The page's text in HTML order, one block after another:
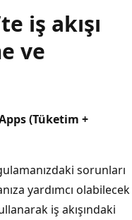
iş akışı
ve
(Tüketim +
sorunları
yardımcı olabilecek
iş akışındaki